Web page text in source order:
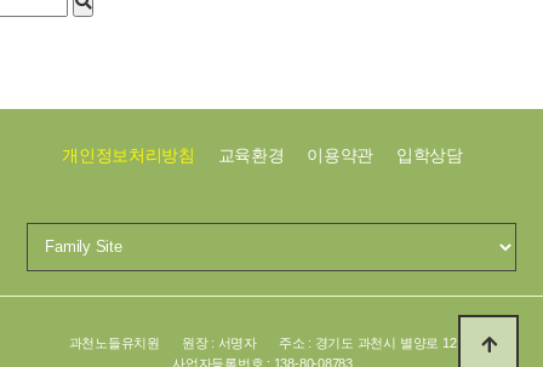
개인정보처리방침 교육환경 이용약관 입학상담
과천노들유치원 원장 : 서명자
주소 : 경기도 과천시 별양로 12
사업자등록번호 : 138-80-08783